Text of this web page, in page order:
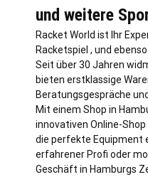
und weitere
Racket World ist Ihr
Racketspiel , und
Seit über 30 Jahren
bieten erstklassige
Beratungsgespräche
Mit einem Shop in
innovativen Online-
die perfekte Equipment
erfahrener Profi oder
Geschäft in Hamburgs